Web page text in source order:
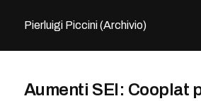
Pierluigi Piccini (Archivio)
Aumenti SEI: Cooplat